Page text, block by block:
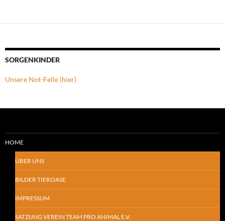
SORGENKINDER
Unsere Not-Felle (hier)
HOME
ÜBER UNS
BILDER TIEROASE
IMPRESSUM
SATZUNG VEREIN TEAM PRO ANIMAL E.V.